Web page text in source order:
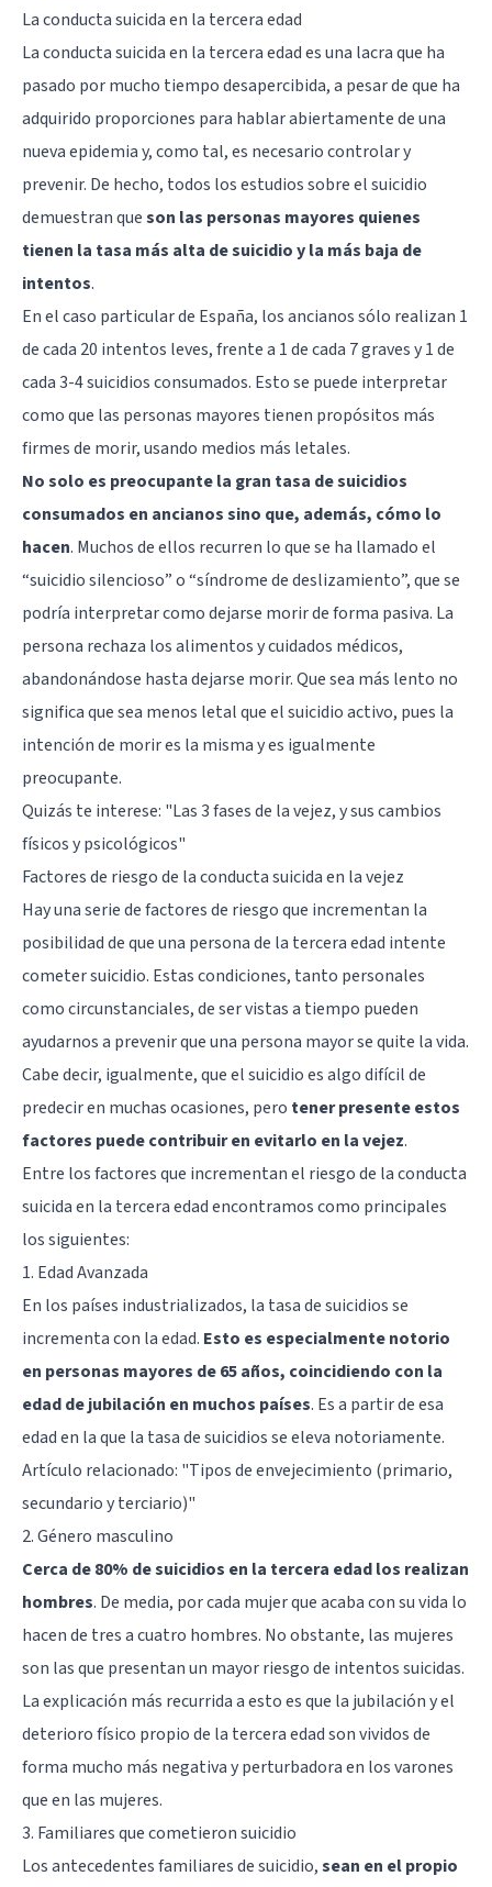
La conducta suicida en la tercera edad
La conducta suicida en la tercera edad es una lacra que ha
pasado por mucho tiempo desapercibida, a pesar de que ha
adquirido proporciones para hablar abiertamente de una
nueva epidemia y, como tal, es necesario controlar y
prevenir. De hecho, todos los estudios sobre el suicidio
demuestran queson las personas mayores quienes
tienen la tasa más alta de suicidio y la más baja de
intentos.
En el caso particular de España, los ancianos sólo realizan 1
de cada 20 intentos leves, frente a 1 de cada 7 graves y 1 de
cada 3-4 suicidios consumados. Esto se puede interpretar
como que las personas mayores tienen propósitos más
firmes de morir, usando medios más letales.
No solo es preocupante la gran tasa de suicidios
consumados en ancianos sino que, además, cómo lo
hacen. Muchos de ellos recurren lo que se ha llamado el
“suicidio silencioso” o “síndrome de deslizamiento”, que se
podría interpretar como dejarse morir de forma pasiva. La
persona rechaza los alimentos y cuidados médicos,
abandonándose hasta dejarse morir. Que sea más lento no
significa que sea menos letal que el suicidio activo, pues la
intención de morir es la misma y es igualmente
preocupante.
Quizás te interese: "Las 3 fases de la vejez, y sus cambios
físicos y psicológicos"
Factores de riesgo de la conducta suicida en la vejez
Hay una serie de factores de riesgo que incrementan la
posibilidad de que una persona de la tercera edad intente
cometer suicidio. Estas condiciones, tanto personales
como circunstanciales, de ser vistas a tiempo pueden
ayudarnos a prevenir que una persona mayor se quite la vida.
Cabe decir, igualmente, que el suicidio es algo difícil de
predecir en muchas ocasiones, pero tener presente estos
factores puede contribuir en evitarlo en la vejez.
Entre los factores que incrementan el riesgo de la conducta
suicida en la tercera edad encontramos como principales
los siguientes:
1. Edad Avanzada
En los países industrializados, la tasa de suicidios se
incrementa con la edad. Esto es especialmente notorio
en personas mayores de 65 años, coincidiendo con la
edad de jubilación en muchos países. Es a partir de esa
edad en la que la tasa de suicidios se eleva notoriamente.
Artículo relacionado: "Tipos de envejecimiento (primario,
secundario y terciario)"
2. Género masculino
Cerca de 80% de suicidios en la tercera edad los realizan
hombres. De media, por cada mujer que acaba con su vida lo
hacen de tres a cuatro hombres. No obstante, las mujeres
son las que presentan un mayor riesgo de intentos suicidas.
La explicación más recurrida a esto es que la jubilación y el
deterioro físico propio de la tercera edad son vividos de
forma mucho más negativa y perturbadora en los varones
que en las mujeres.
3. Familiares que cometieron suicidio
Los antecedentes familiares de suicidio,sean en el propio